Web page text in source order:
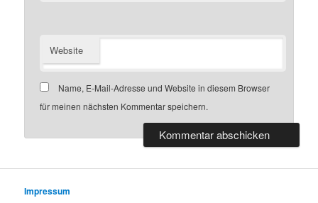
Website
Name, E-Mail-Adresse und Website in diesem Browser
für meinen nächsten Kommentar speichern.
Impressum